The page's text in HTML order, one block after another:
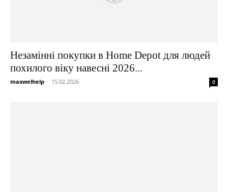
Незамінні покупки в Home Depot для людей
похилого віку навесні 2026...
maxwelhelp - 15.02.2026 0